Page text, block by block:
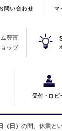
豊富
ップ
問い合わせ マ
受付・ ロビ
日） の間、休業と